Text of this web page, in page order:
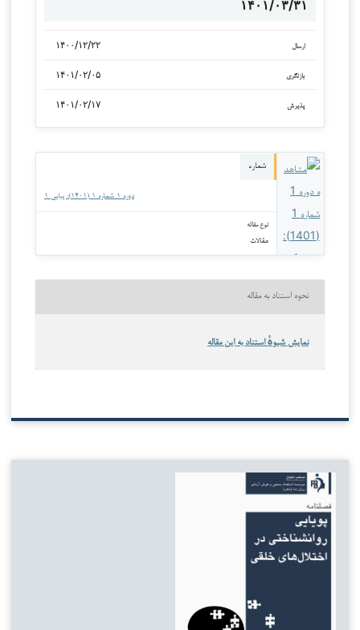
۱۴۰۱/۰۳/۳۱
ارسال ۱۴۰۰/۱۲/۲۲
بازنگری ۱۴۰۱/۰۲/۰۵
پذیرش ۱۴۰۱/۰۲/۱۷
شماره
دوره ۱ شماره ۱ (۱۴۰۱): پیاپی ۱
نوع مقاله
مقالات
نحوه استناد به مقاله
نمایش شیوهٔ استناد به این مقاله